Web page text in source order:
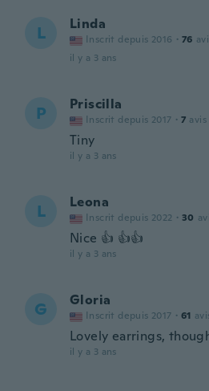
L Linda
Inscrit depuis 2016 · 76
il y a 3 ans
P Priscilla
Inscrit depuis 2017 · 7 avis
Tiny
il y a 3 ans
L Leona
Inscrit depuis 2022 · 30
Nice 👍 👍👍
il y a 3 ans
G Gloria
Inscrit depuis 2017 · 61
Lovely earrings,
il y a 3 ans